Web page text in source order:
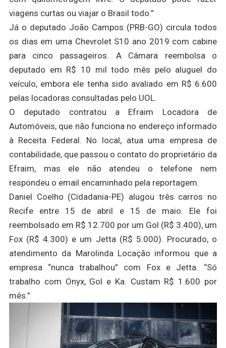
viagens curtas ou viajar o Brasil todo.”
Já o deputado João Campos (PRB-GO) circula todos
os dias em uma Chevrolet S10 ano 2019 com cabine
para cinco passageiros. A Câmara reembolsa o
deputado em R$ 10 mil todo mês pelo aluguel do
veículo, embora ele tenha sido avaliado em R$ 6.600
pelas locadoras consultadas pelo UOL.
O deputado contratou a Efraim Locadora de
Automóveis, que não funciona no endereço informado
à Receita Federal. No local, atua uma empresa de
contabilidade, que passou o contato do proprietário da
Efraim, mas ele não atendeu o telefone nem
respondeu o email encaminhado pela reportagem.
Daniel Coelho (Cidadania-PE) alugou três carros no
Recife entre 15 de abril e 15 de maio. Ele foi
reembolsado em R$ 12.700 por um Gol (R$ 3.400), um
Fox (R$ 4.300) e um Jetta (R$ 5.000). Procurado, o
atendimento da Marolinda Locação informou que a
empresa “nunca trabalhou” com Fox e Jetta. “Só
trabalho com Onyx, Gol e Ka. Custam R$ 1.600 por
mês.”